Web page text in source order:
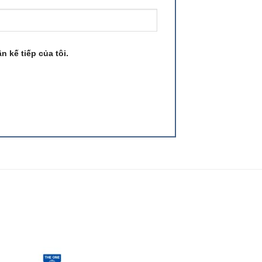
kế tiếp của tôi.